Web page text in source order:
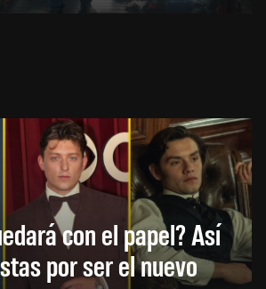
con el papel? Así
por ser el nuevo